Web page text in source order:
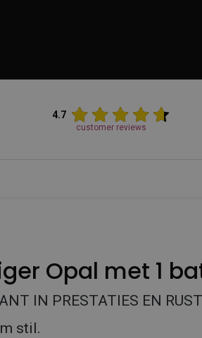
4.7
customer reviews
Opal met 1
IN PRESTATIES EN
stil.